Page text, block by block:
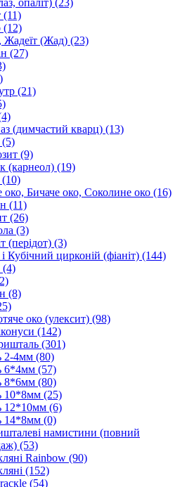
опаліт) (23)
(11)
(12)
Жадеїт (Жад) (23)
(27)
(21)
(димчастий кварц) (13)
(5)
(9)
(карнеол) (19)
(10)
око, Бичаче око, Соколине око (16)
(11)
(26)
(3)
(перідот) (3)
Кубічний цирконій (фіаніт) (144)
(4)
(8)
око (улексит) (98)
(142)
(301)
2-4мм (80)
6*4мм (57)
8*6мм (80)
10*8мм (25)
12*10мм (6)
14*8мм (0)
намистини (повний
(53)
Rainbow (90)
(152)
(54)